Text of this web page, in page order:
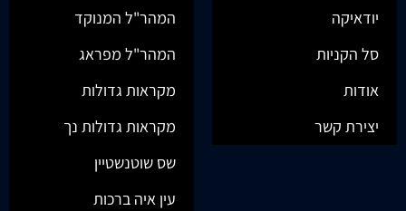
יודאיקה
סל הקניות
אודות
יצירת קשר
המהר"ל המנוקד
המהר"ל מפראג
מקראות גדולות
מקראות גדולות נך
שס שוטנשטיין
עין איה ברכות